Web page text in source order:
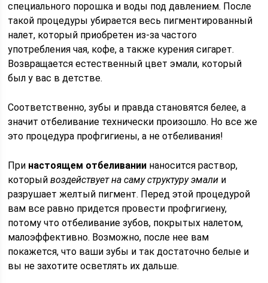
специального порошка и воды под давлением. После
такой процедуры убирается весь пигментированный
налет, который приобретен из-за частого
употребления чая, кофе, а также курения сигарет.
Возвращается естественный цвет эмали, который
был у вас в детстве.
Соответственно, зубы и правда становятся белее, а
значит отбеливание технически произошло. Но все же
это процедура профгигиены, а не отбеливания!
При настоящем отбеливании наносится раствор,
которыйвоздействует на саму структуру эмали и
разрушает желтый пигмент. Перед этой процедурой
вам все равно придется провести профгигиену,
потому что отбеливание зубов, покрытых налетом,
малоэффективно. Возможно, после нее вам
покажется, что ваши зубы и так достаточно белые и
вы не захотите осветлять их дальше.